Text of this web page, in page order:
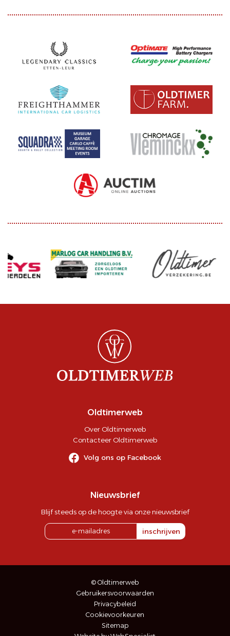
Oldtimerweb
Over Oldtimerweb
Contacteer Oldtimerweb
Volg ons op Facebook
Nieuwsbrief
Blijf steeds op de hoogte via onze nieuwsbrief
inschrijven
© Oldtimerweb
Gebruikersvoorwaarden
Privacybeleid
Cookievoorkeuren
Sitemap